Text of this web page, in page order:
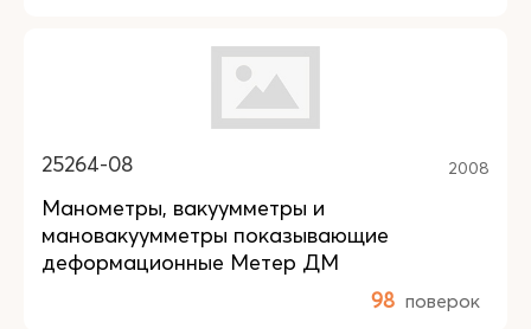
25264-08 2008
Манометры, вакуумметры и
мановакуумметры показывающие
деформационные Метер ДМ
98 поверок